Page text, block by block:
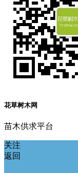
花草树木网
苗木供求平台
关注
返回